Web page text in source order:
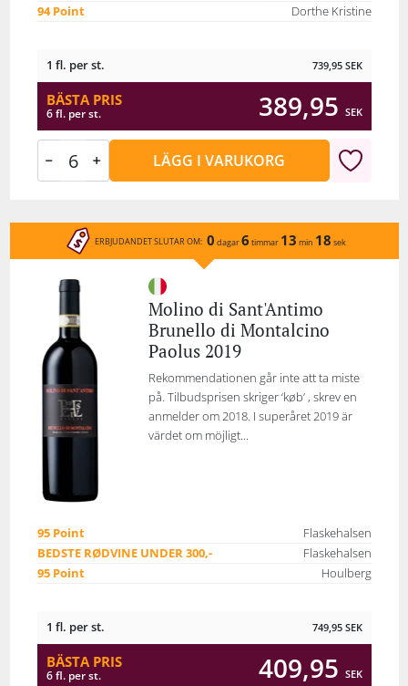
94 Point
Dorthe Kristine
1 fl. per st. 739,95 SEK
BÄSTA PRIS
6 fl. per st. 389,95 SEK
LÄGG I VARUKORG
ERBJUDANDET SLUTAR OM: 0 dagar6 timmar 13 min 18 sek
Molino di Sant'Antimo
Brunello di Montalcino
Paolus 2019
Rekommendationen går inte att ta miste
på. Tilbudsprisen skriger ‘køb’ , skrev en
anmelder om 2018. I superåret 2019 är
värdet om möjligt...
95 Point
Flaskehalsen
BEDSTE RØDVINE UNDER 300,-
Flaskehalsen
95 Point
Houlberg
1 fl. per st. 749,95 SEK
BÄSTA PRIS
6 fl. per st. 409,95 SEK